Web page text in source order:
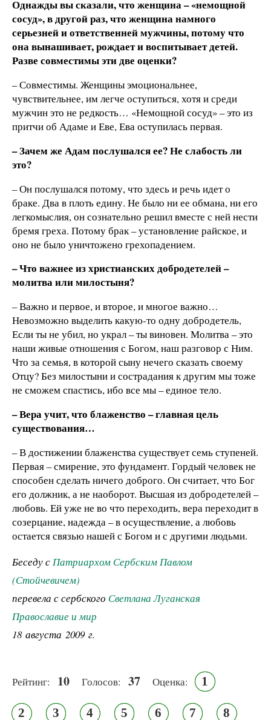
Однажды вы сказали, что женщина – «немощной
сосуд», в другой раз, что женщина намного
серьезней и ответственней мужчины, потому что
она вынашивает, рождает и воспитывает детей.
Разве совместимы эти две оценки?
– Совместимы. Женщины эмоциональнее,
чувствительнее, им легче оступиться, хотя и среди
мужчин это не редкость… «Немощной сосуд» – это из
притчи об Адаме и Еве, Ева оступилась первая.
– Зачем же Адам послушался ее? Не слабость ли
это?
– Он послушался потому, что здесь и речь идет о
браке. Два в плоть едину. Не было ни ее обмана, ни его
легкомыслия, он сознательно решил вместе с ней нести
бремя греха. Потому брак – установление райское, и
оно не было уничтожено грехопадением.
– Что важнее из христианских добродетелей –
молитва или милостыня?
– Важно и первое, и второе, и многое важно…
Невозможно выделить какую-то одну добродетель,
Если ты не убил, но украл – ты виновен. Молитва – это
наши живые отношения с Богом, наш разговор с Ним.
Что за семья, в которой сыну нечего сказать своему
Отцу? Без милостыни и сострадания к другим мы тоже
не сможем спастись, ибо все мы – единое тело.
– Вера учит, что блаженство – главная цель
существования…
– В достижении блаженства существует семь ступеней.
Первая – смирение, это фундамент. Гордый человек не
способен сделать ничего доброго. Он считает, что Бог
его должник, а не наоборот. Высшая из добродетелей –
любовь. Ей уже не во что переходить, вера переходит в
созерцание, надежда – в осуществление, а любовь
остается связью нашей с Богом и с другими людьми.
Беседу сПатриархом Сербским Павлом
(Стойчевичем)
перевела с сербского Светлана Луганская
Православие и мир
18 августа 2009 г.
Рейтинг: 10 Голосов: 37 Оценка: 1
2 3 4 5 6 7 8